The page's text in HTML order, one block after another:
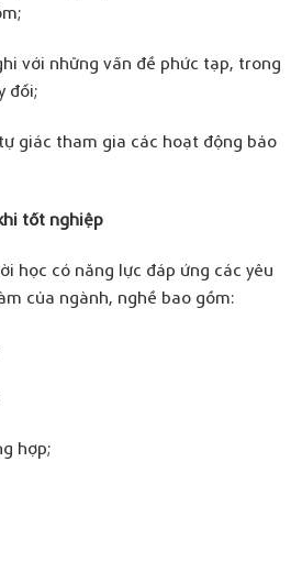
với những vấn đề phức tạp, trong
đổi;
giác tham gia các hoạt động bảo
tốt nghiệp
học có năng lực đáp ứng các yêu
của ngành, nghề bao gồm:
hợp;